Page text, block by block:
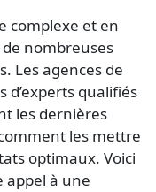
complexe et en
nombreuses
Les agences de
d’experts qualifiés
les dernières
les mettre
optimaux. Voici
appel à une